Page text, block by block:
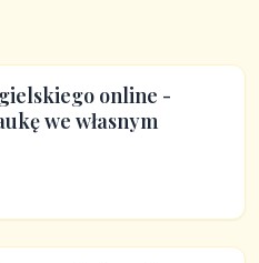
online -
we własnym